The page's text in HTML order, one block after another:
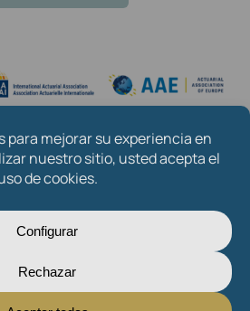
Instituto de Actuarios Españoles.
byOksana Mytsan